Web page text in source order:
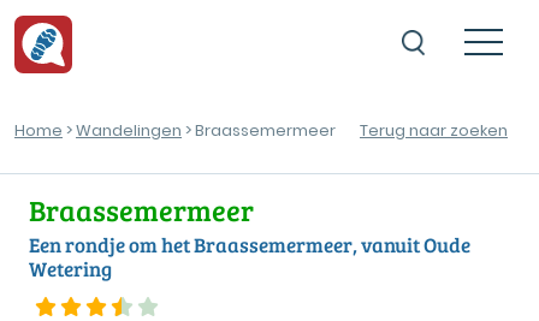
Home >Wandelingen > Braassemermeer Terug naar zoeken
Braassemermeer
Een rondje om het Braassemermeer, vanuit Oude
Wetering